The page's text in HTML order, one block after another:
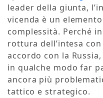
leader della giunta,
vicenda è un
complessità. Perché
rottura dell’intesa
accordo con la
in qualche modo far
ancora più
tattico e strategico.